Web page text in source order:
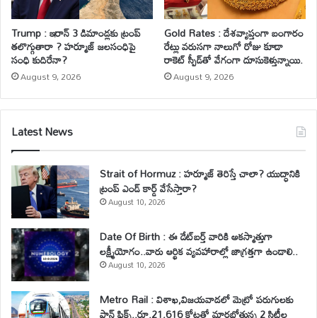
Trump : ఇరాన్ 3 డిమాండ్లకు ట్రంప్
తలొగ్గుతారా ? హర్మూజ్ జలసంధిపై
సంధి కుదిరేనా?
August 9, 2026
Gold Rates : దేశవ్యాప్తంగా బంగారం
రేట్లు వరుసగా నాలుగో రోజు కూడా
రాకెట్ స్పీడ్‌తో వేగంగా దూసుకెళ్తున్నాయి.
August 9, 2026
Latest News
Strait of Hormuz : హర్మూజ్ తెరిస్తే చాలా? యుద్ధానికి
ట్రంప్ ఎండ్ కార్డ్ వేసేస్తారా?
August 10, 2026
Date Of Birth : ఈ డేట్‌బర్త్‌ వారికి అకస్మాత్తుగా
లక్ష్మీయోగం..వారు ఆర్థిక వ్యవహారాల్లో జాగ్రత్తగా ఉండాలి..
August 10, 2026
Metro Rail : విశాఖ,విజయవాడలో మెట్రో పరుగులకు
ప్లాన్ ఫిక్స్..రూ.21,616 కోట్లతో మారబోతున్న 2 సిటీల